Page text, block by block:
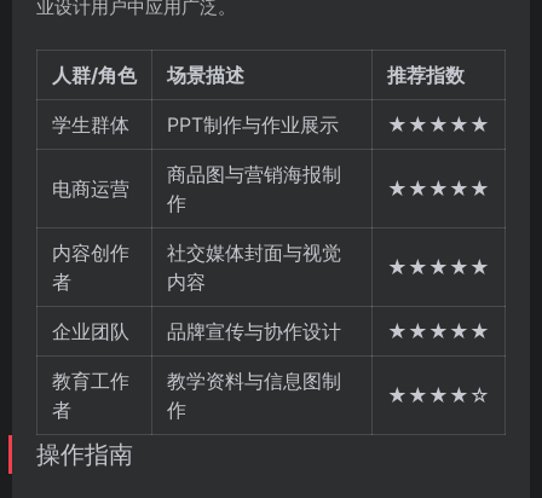
业设计用户中应用广泛。
人群/角色 场景描述 推荐指数
学生群体 PPT制作与作业展示 ★★★★★
电商运营
商品图与营销海报制
作
★★★★★
内容创作
者
社交媒体封面与视觉
内容
★★★★★
企业团队 品牌宣传与协作设计 ★★★★★
教育工作
者
教学资料与信息图制
作
★★★★☆
操作指南